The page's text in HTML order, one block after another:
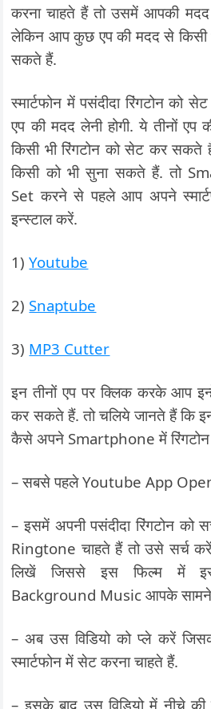
करना चाहते हैं तो उसमें आपकी
लेकिन आप कुछ एप की मदद से किसी
सकते हैं.
स्मार्टफोन में पसंदीदा रिंगटोन को
एप की मदद लेनी होगी. ये तीनों
किसी भी रिंगटोन को सेट कर सकते
किसी को भी सुना सकते हैं. तो
Set करने से पहले आप अपने
इन्स्टाल करें.
1)Youtube
2) Snaptube
3) MP3 Cutter
इन तीनों एप पर क्लिक करके आप
कर सकते हैं. तो चलिये जानते हैं कि
कैसे अपने Smartphone में
– सबसे पहले Youtube App
– इसमें अपनी पसंदीदा रिंगटोन
Ringtone चाहते हैं तो उसे सर्च
लिखें जिससे इस फिल्म में
Background Music आपके
– अब उस विडियो को प्ले करें
स्मार्टफोन में सेट करना चाहते हैं.
– इसके बाद उस विडियो में नीचे